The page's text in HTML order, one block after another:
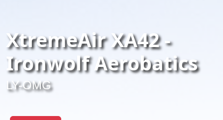
XtremeAir XA42 -
Ironwolf Aerobatics
LY-OMG